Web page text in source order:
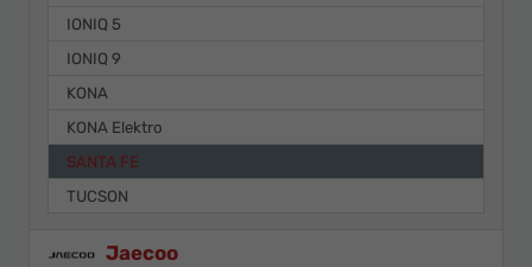
IONIQ 5
IONIQ 9
KONA
KONA Elektro
SANTA FE
TUCSON
Jaecoo